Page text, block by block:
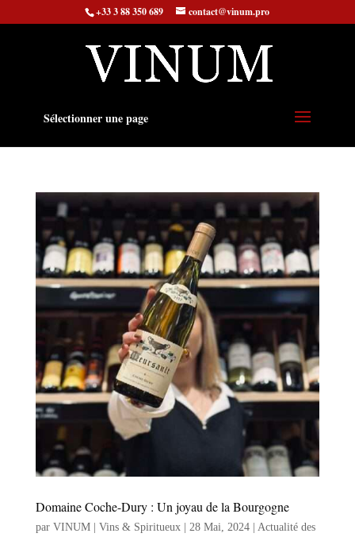
+33 3 88 350 689 contact@vinum.pro
Sélectionner une page
Domaine Coche-Dury : Un joyau de la Bourgogne
par VINUM | Vins & Spiritueux| 28 Mai, 2024| Actualité des